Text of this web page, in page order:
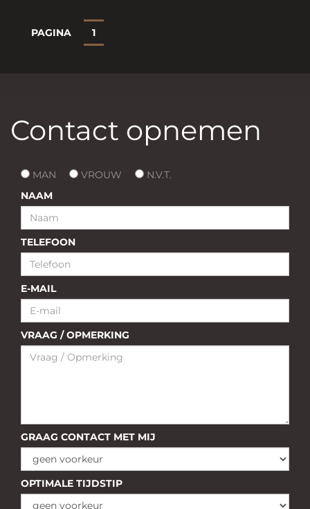
PAGINA 1
Contact opnemen
MAN VROUW
N.V.T.
NAAM
TELEFOON
E-MAIL
VRAAG / OPMERKING
GRAAG CONTACT MET MIJ
OPTIMALE TIJDSTIP